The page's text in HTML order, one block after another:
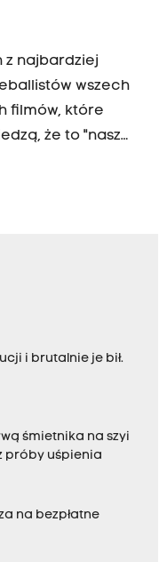
z najbardziej
wszech
filmów, które
że to "nasz
gimnastyczne
i brutalnie je bił.
śmietnika na szyi
próby uśpienia
na bezpłatne